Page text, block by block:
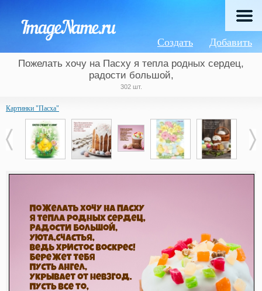
Добавить
Создать
Пожелать хочу на Пасху я тепла родных сердец,
радости большой,
302 шт.
Картинки "Пасха"